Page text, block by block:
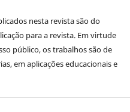
nesta revista são do
para a revista. Em virtude
público, os trabalhos são de
em aplicações educacionais e